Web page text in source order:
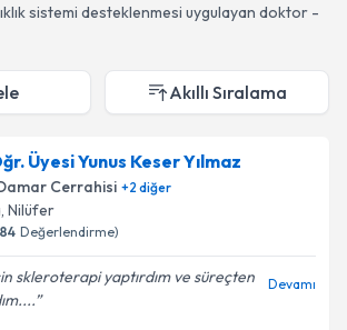
sistemi desteklenmesi uygulayan doktor -
Akıllı Sıralama
Üyesi Yunus Keser Yılmaz
Cerrahisi +2 diğer
, Nilüfer
Değerlendirme)
skleroterapi yaptırdım ve süreçten
Devamı